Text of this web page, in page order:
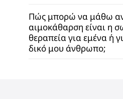
Πώς μπορώ να μάθω
αιμοκάθαρση είναι η
θεραπεία για εμένα ή
δικό μου άνθρωπο;